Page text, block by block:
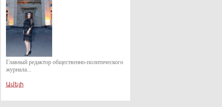
Главный редактор общественно-политического
журнала...
Ավելի